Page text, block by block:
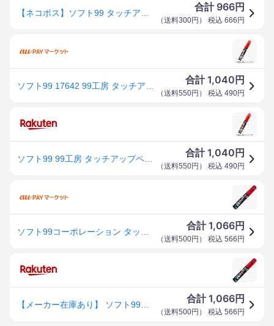
合計 966円
（送料300円 ） 税込 666 円
合計1,040 円
（送料550円 ） 税込 490円
合計1,040 円
（送料550円 ） 税込 490円
合計1,066円
（送料500円 ） 税込 566 円
合計1,066円
（送料500円 ） 税込 566 円